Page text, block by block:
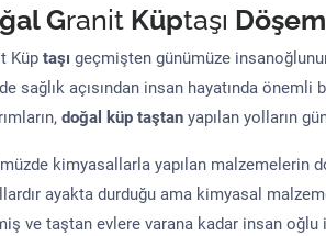
Granit Küptaşı
Küp taşı geçmişten günümüze
sağlık açısından insan hayatında
doğal küp taştan yapılan yolların
kimyasallarla yapılan malzemelerin
ayakta durduğu ama kimyasal
ve taştan evlere varana kadar insan oğlu